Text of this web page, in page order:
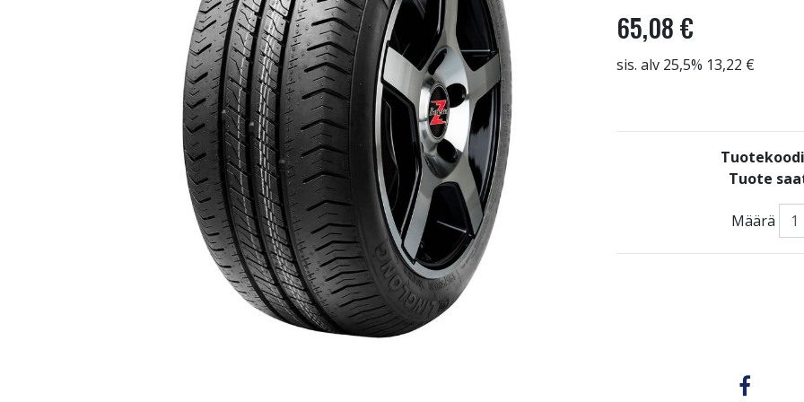
65,08 €
sis. alv 25,5% 13,22 €
Tuote
Määrä